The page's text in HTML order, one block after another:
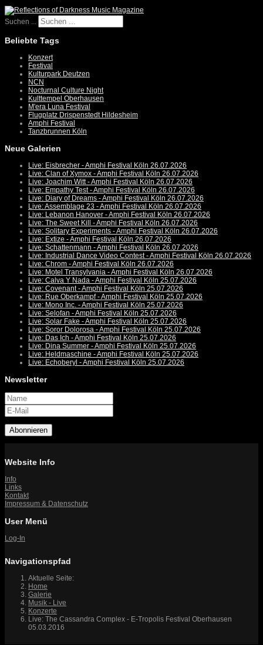
Suchen ...
Beliebte Tags
Konzert
Festival
Kulturpark Deutzen
NCN
Nocturnal Culture Night
Kulttempel Oberhausen
M'era Luna Festival
Flugplatz Drispenstedt Hildesheim
Amphi Festival
Tanzbrunnen Köln
Neue Galerien
Live: Eisbrecher - Amphi Festival Köln 26.07.2026
Live: Clan of Xymox - Amphi Festival Köln 26.07.2026
Live: Joachim Witt - Amphi Festival Köln 26.07.2026
Live: Empathy Test - Amphi Festival Köln 26.07.2026
Live: Diary of Dreams - Amphi Festival Köln 26.07.2026
Live: Assemblage 23 - Amphi Festival Köln 26.07.2026
Live: Lebanon Hanover - Amphi Festival Köln 26.07.2026
Live: The Sweet Kill - Amphi Festival Köln 26.07.2026
Live: Solitary Experiments - Amphi Festival Köln 26.07.2026
Live: Extize - Amphi Festival Köln 26.07.2026
Live: Schattenmann - Amphi Festival Köln 26.07.2026
Live: Industrial Dance Video Contest - Amphi Festival Köln 26.07.2026
Live: Chrom - Amphi Festival Köln 26.07.2026
Live: Motel Transylvania - Amphi Festival Köln 26.07.2026
Live: Calva Y Nada - Amphi Festival Köln 25.07.2026
Live: Covenant - Amphi Festival Köln 25.07.2026
Live: Rue Oberkampf - Amphi Festival Köln 25.07.2026
Live: Mono Inc. - Amphi Festival Köln 25.07.2026
Live: Selofan - Amphi Festival Köln 25.07.2026
Live: Solar Fake - Amphi Festival Köln 25.07.2026
Live: Soror Dolorosa - Amphi Festival Köln 25.07.2026
Live: Das Ich - Amphi Festival Köln 25.07.2026
Live: Dina Summer - Amphi Festival Köln 25.07.2026
Live: Heldmaschine - Amphi Festival Köln 25.07.2026
Live: Echoberyl - Amphi Festival Köln 25.07.2026
Newsletter
Abonnieren
Website Info
Info
Links
Kontakt
Impressum & Datenschutz
User Menü
Log-In
Navigationspfad
Aktuelle Seite:
Home
Galerie
Musik - Live
Konzerte
Live: The Cassandra Complex - E-Tropolis Festival Oberhausen
05.03.2016